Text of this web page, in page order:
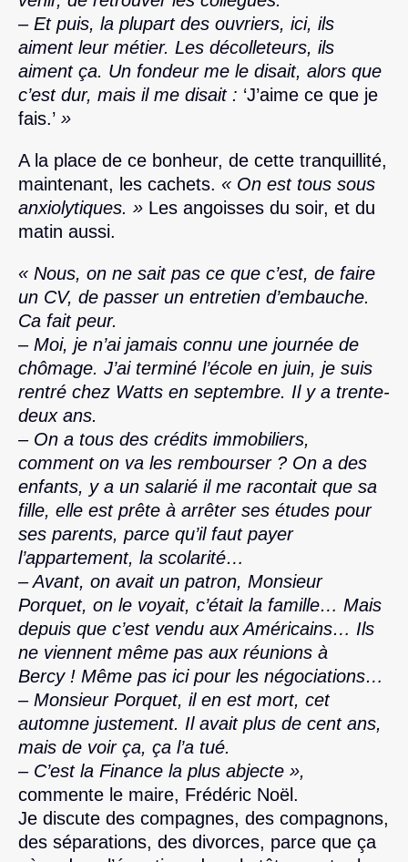
– Et puis, la plupart des ouvriers, ici, ils
aiment leur métier. Les décolleteurs, ils
aiment ça. Un fondeur me le disait, alors que
c’est dur, mais il me disait : ‘J’aime ce que je
fais.’ »
A la place de ce bonheur, de cette tranquillité,
maintenant, les cachets. « On est tous sous
anxiolytiques. » Les angoisses du soir, et du
matin aussi.
« Nous, on ne sait pas ce que c’est, de faire
un CV, de passer un entretien d’embauche.
Ca fait peur.
– Moi, je n’ai jamais connu une journée de
chômage. J’ai terminé l’école en juin, je suis
rentré chez Watts en septembre. Il y a trente-
deux ans.
– On a tous des crédits immobiliers,
comment on va les rembourser ? On a des
enfants, y a un salarié il me racontait que sa
fille, elle est prête à arrêter ses études pour
ses parents, parce qu’il faut payer
l’appartement, la scolarité…
– Avant, on avait un patron, Monsieur
Porquet, on le voyait, c’était la famille… Mais
depuis que c’est vendu aux Américains… Ils
ne viennent même pas aux réunions à
Bercy ! Même pas ici pour les négociations…
– Monsieur Porquet, il en est mort, cet
automne justement. Il avait plus de cent ans,
mais de voir ça, ça l’a tué.
– C’est la Finance la plus abjecte »,
commente le maire, Frédéric Noël.
Je discute des compagnes, des compagnons,
des séparations, des divorces, parce que ça